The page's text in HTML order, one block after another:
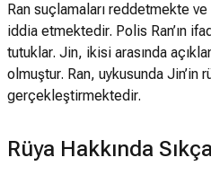
Ran suçlamaları reddetmekte
iddia etmektedir. Polis Ran’ın
tutuklar. Jin, ikisi arasında
olmuştur. Ran, uykusunda Jin’in
gerçekleştirmektedir.
Rüya Hakkında